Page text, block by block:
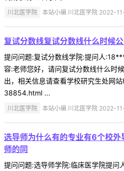
川北医学院 本站小编 川北医学院 2022-
复试分数线复试分数线什么时候
提问问题:复试分数线学院:提问人
容:老师您好，请问复试分数线什么时
出，相关信息请查看学校研究生处网
38854.html ...
川北医学院 本站小编 川北医学院 2022-
选导师为什么有的专业有6个校
师的同
提问问题:选导师学院:临床医学院提